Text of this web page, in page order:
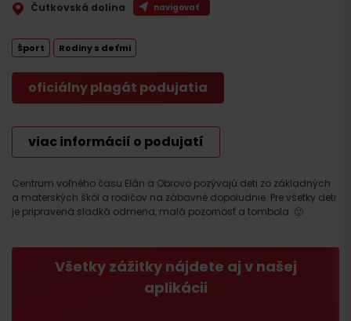
Centrum voľného času Elán a Obrovo pozývajú deti zo základných
a materských škôl a rodičov na zábavné dopoludnie. Pre všetky deti
je pripravená sladká odmena, malá pozornosť a tombola. 🙂
Všetky zážitky nájdete aj v našej
aplikácii
Čutkovská dolina
navigovať
Šport Rodiny s deťmi
oficiálny plagát podujatia
viac informácií o podujatí